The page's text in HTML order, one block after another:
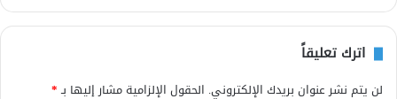
اترك تعليقاً
لن يتم نشر عنوان بريدك الإلكتروني. الحقول الإلزامية مشار إليها بـ*